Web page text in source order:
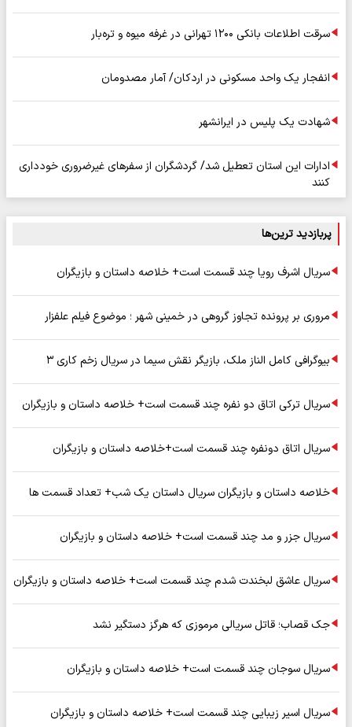
سرقت اطلاعات بانکی ۱۲۰۰ تهرانی در غرفه میوه و تره‌بار
انفجار یک واحد مسکونی در اردکان/ آمار مصدومان
شهادت یک پلیس در ایرانشهر
ادارات این استان تعطیل شد/ گردشگران از سفرهای غیرضروری خودداری
کنند
پربازدید ترین‌ها
سریال اشرف رویا چند قسمت است+ خلاصه داستان و بازیگران
مروری بر پرونده تجاوز گروهی در خمینی شهر ؛ موضوع فیلم علفزار
بیوگرافی کامل الناز ملک، بازیگر نقش سیما در سریال زخم کاری ۳
سریال ترکی اتاق دو نفره چند قسمت است+ خلاصه داستان و بازیگران
سریال اتاق دونفره چند قسمت است+خلاصه داستان و بازیگران
خلاصه داستان و بازیگران سریال داستان یک شب+ تعداد قسمت ها
سریال جزر و مد چند قسمت است+ خلاصه داستان و بازیگران
سریال عاشق لبخندت شدم چند قسمت است+ خلاصه داستان و بازیگران
جک قصاب؛ قاتل سریالی مرموزی که هرگز دستگیر نشد
سریال سوجان چند قسمت است+ خلاصه داستان و بازیگران
سریال اسیر زیبایی چند قسمت است+ خلاصه داستان و بازیگران